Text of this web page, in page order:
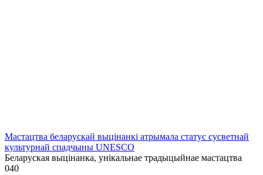
Мастацтва беларускай выцінанкі атрымала статус сусветнай
культурнай спадчыны UNESCO
Беларуская выцінанка, унікальнае традыцыйнае мастацтва
040